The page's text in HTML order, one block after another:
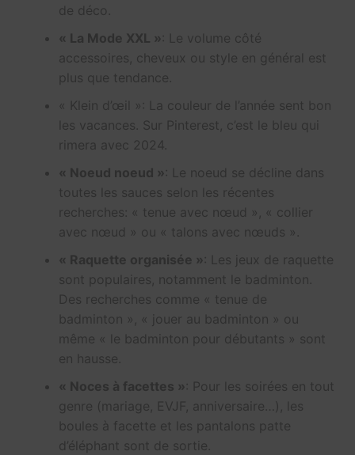
de déco.
« La Mode XXL » : Le volume côté
accessoires, cheveux ou style en général est
plus que tendance.
« Klein d’œil »: La couleur de l’année sent bon
les vacances. Sur Pinterest, c’est le bleu qui
rimera avec 2024.
« Noeud noeud » : Le noeud se décline dans
toutes les sauces selon les récentes
recherches: « tenue avec nœud », « collier
avec nœud » ou « talons avec nœuds ».
« Raquette organisée » : Les jeux de raquette
sont populaires, notamment le badminton.
Des recherches comme « tenue de
badminton », « jouer au badminton » ou
même « le badminton pour débutants » sont
en hausse.
« Noces à facettes » : Pour les soirées en tout
genre (mariage, EVJF, anniversaire…), les
boules à facette et les pantalons patte
d’éléphant sont de sortie.